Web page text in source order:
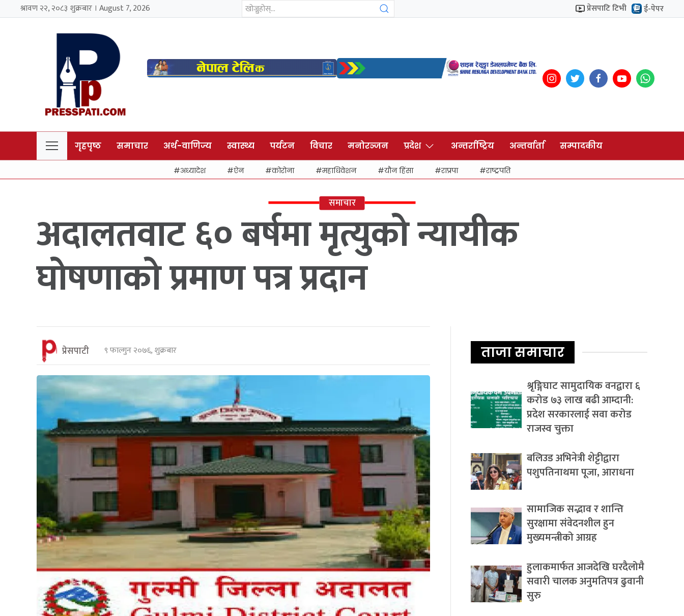
श्रावण २२, २०८३ शुक्रबार । August 7, 2026 प्रेसपाटि टिभी ई-पेपर
गृहपृष्ठ समाचार अर्थ-वाणिज्य स्वास्थ्य पर्यटन विचार मनोरञ्जन प्रदेश अन्तर्राष्ट्रिय अन्तर्वार्ता सम्पादकीय
अध्यादेश ऐन कोरोना महाधिवेशन यौन हिंसा राप्रपा राष्ट्रपति
समाचार
अदालतवाट ६० बर्षमा मृत्युको न्यायीक
घोषणाको प्रमाण पत्र प्रदान
प्रेसपाटी ९ फाल्गुन २०७६, शुक्रबार ताजा समाचार
श्रृङ्गिघाट सामुदायिक वनद्वारा ६
करोड ७३ लाख बढी आम्दानी:
प्रदेश सरकारलाई सवा करोड
राजस्व चुक्ता
बलिउड अभिनेत्री शेट्टीद्वारा
पशुपतिनाथमा पूजा, आराधना
सामाजिक सद्भाव र शान्ति
सुरक्षामा संवेदनशील हुन
मुख्यमन्त्रीको आग्रह
हुलाकमार्फत आजदेखि घरदैलोमै
सवारी चालक अनुमतिपत्र ढुवानी
सुरु